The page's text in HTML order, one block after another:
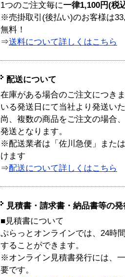
1つのご注文毎に一律1,100円(税
※売掛取引(後払い)のお客様は
無料！
⇒送料について詳しくはこちら
配送について
在庫がある場合のご注文につき
いる発送日にて当社より発送い
尚、複数の商品をご注文の場合
発送となります。
※配送業者は「佐川急便」また
けます
⇒配送について詳しくはこちら
見積書・請求書・納品書等の
■見積書について
ぷらっとオンラインでは、24時
することができます。
※オンライン見積書発行には、
要です。